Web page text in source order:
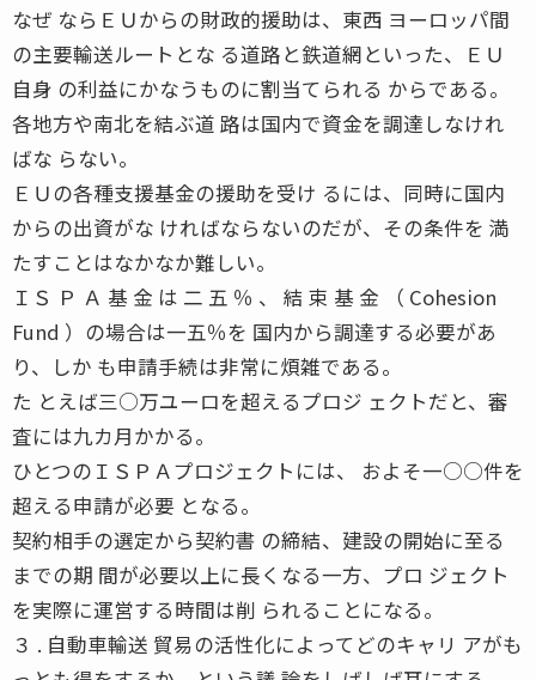
なぜ ならＥＵからの財政的援助は、東西 ヨーロッパ間
の主要輸送ルートとな る道路と鉄道網といった、ＥＵ
自身 の利益にかなうものに割当てられる からである。
各地方や南北を結ぶ道 路は国内で資金を調達しなけれ
ばな らない。
ＥＵの各種支援基金の援助を受け るには、同時に国内
からの出資がな ければならないのだが、その条件を 満
たすことはなかなか難しい。
ＩＳ Ｐ Ａ 基 金 は 二 五 ％ 、 結 束 基 金 （ Cohesion
Fund ）の場合は一五％を 国内から調達する必要があ
り、しか も申請手続は非常に煩雑である。
た とえば三○万ユーロを超えるプロジ ェクトだと、審
査には九カ月かかる。
ひとつのＩＳＰＡプロジェクトには、 およそ一○○件を
超える申請が必要 となる。
契約相手の選定から契約書 の締結、建設の開始に至る
までの期 間が必要以上に長くなる一方、プロ ジェクト
を実際に運営する時間は削 られることになる。
３ . 自動車輸送 貿易の活性化によってどのキャリ アがも